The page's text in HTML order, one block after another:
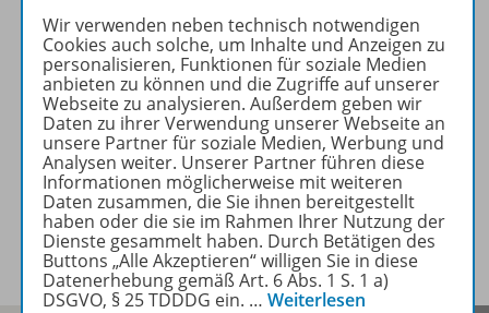
Konzept
Empfehlungen der Redaktion
Benachrichtigungs-Service
Wir verwenden neben technisch notwendigen
Cookies auch solche, um Inhalte und Anzeigen zu
personalisieren, Funktionen für soziale Medien
anbieten zu können und die Zugriffe auf unserer
Webseite zu analysieren. Außerdem geben wir
Daten zu ihrer Verwendung unserer Webseite an
unsere Partner für soziale Medien, Werbung und
Analysen weiter. Unserer Partner führen diese
Informationen möglicherweise mit weiteren
Daten zusammen, die Sie ihnen bereitgestellt
haben oder die sie im Rahmen Ihrer Nutzung der
Dienste gesammelt haben. Durch Betätigen des
Buttons „Alle Akzeptieren“ willigen Sie in diese
Datenerhebung gemäß Art. 6 Abs. 1 S. 1 a)
DSGVO, § 25 TDDDG ein. … Weiterlesen